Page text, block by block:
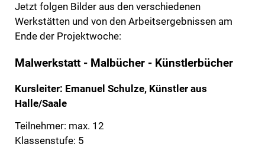
Jetzt folgen Bilder aus den verschiedenen
Werkstätten und von den Arbeitsergebnissen am
Ende der Projektwoche:
Malwerkstatt - Malbücher - Künstlerbücher
Kursleiter: Emanuel Schulze, Künstler aus
Halle/Saale
Teilnehmer: max. 12
Klassenstufe: 5